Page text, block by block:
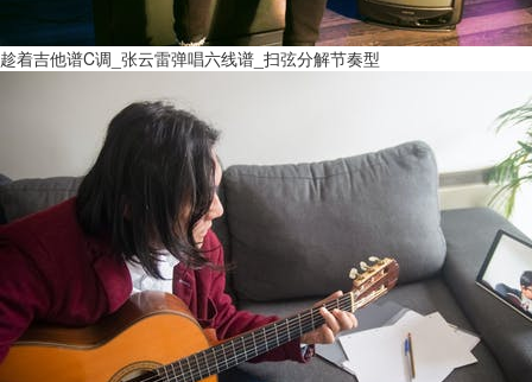
趁着吉他谱C调_张云雷弹唱六线谱_扫弦分解节奏型